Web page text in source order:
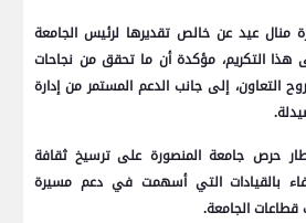
منال عيد عن خالص تقديرها لرئيس الجامعة
هذا التكريم، مؤكدة أن ما تحقق من نجاحات
التعاون، إلى جانب الدعم المستمر من إدارة
حرص جامعة المنصورة على ترسيخ ثقافة
بالقيادات التي أسهمت في دعم مسيرة
قطاعات الجامعة.